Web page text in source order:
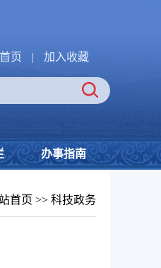
页 | 加入收藏
办事指南
首页 >> 科技政务